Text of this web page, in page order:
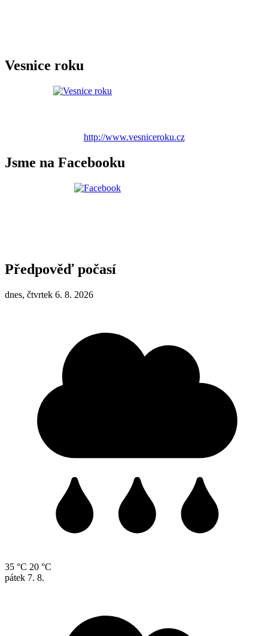
Vesnice roku
http://www.vesniceroku.cz
Jsme na Facebooku
Předpověď počasí
dnes, čtvrtek 6. 8. 2026
35 °C 20 °C
pátek 7. 8.